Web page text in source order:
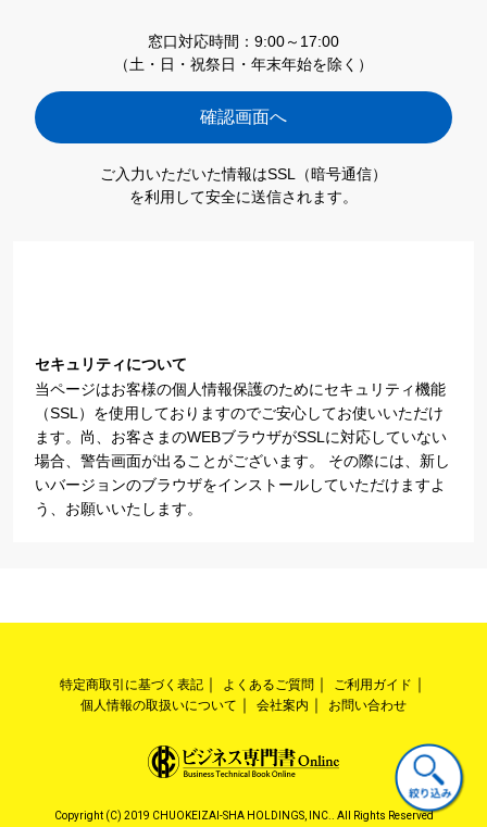
窓口対応時間：9:00～17:00
（土・日・祝祭日・年末年始を除く）
ご入力いただいた情報はSSL（暗号通信）
を利用して安全に送信されます。
セキュリティについて
当ページはお客様の個人情報保護のためにセキュリティ機能
（SSL）を使用しておりますのでご安心してお使いいただけ
ます。尚、お客さまのWEBブラウザがSSLに対応していない
場合、警告画面が出ることがございます。 その際には、新し
いバージョンのブラウザをインストールしていただけますよ
う、お願いいたします。
特定商取引に基づく表記 よくあるご質問
ご利用ガイド
個人情報の取扱いについて
会社案内 お問い合わせ
Copyright (C) 2019 CHUOKEIZAI-SHA HOLDINGS, INC.. All Rights Reserved